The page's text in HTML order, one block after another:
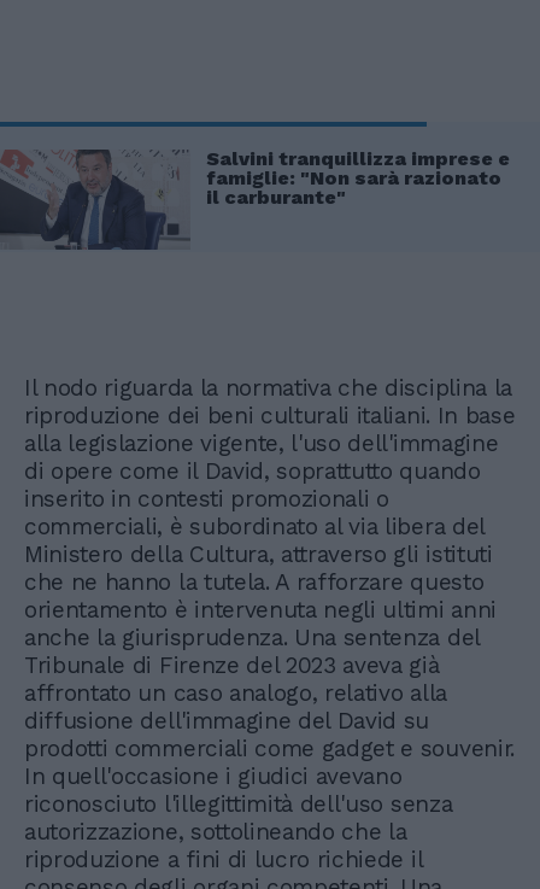
Salvini tranquillizza imprese e
famiglie: "Non sarà razionato
il carburante"
Il nodo riguarda la normativa che disciplina la
riproduzione dei beni culturali italiani. In base
alla legislazione vigente, l'uso dell'immagine
di opere come il David, soprattutto quando
inserito in contesti promozionali o
commerciali, è subordinato al via libera del
Ministero della Cultura, attraverso gli istituti
che ne hanno la tutela. A rafforzare questo
orientamento è intervenuta negli ultimi anni
anche la giurisprudenza. Una sentenza del
Tribunale di Firenze del 2023 aveva già
affrontato un caso analogo, relativo alla
diffusione dell'immagine del David su
prodotti commerciali come gadget e souvenir.
In quell'occasione i giudici avevano
riconosciuto l'illegittimità dell'uso senza
autorizzazione, sottolineando che la
riproduzione a fini di lucro richiede il